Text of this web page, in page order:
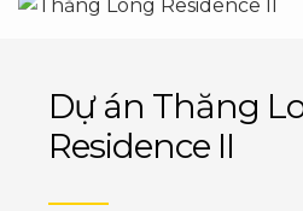
Dự án Thăng
Residence II